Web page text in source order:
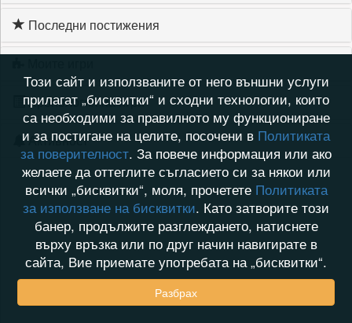
Последни постижения
Хронология на игри
Активност
Този сайт и използваните от него външни услуги
прилагат „бисквитки“ и сходни технологии, които
са необходими за правилното му функциониране
и за постигане на целите, посочени в Политиката
за поверителност. За повече информация или ако
желаете да оттеглите съгласието си за някои или
всички „бисквитки“, моля, прочетете Политиката
за използване на бисквитки. Като затворите този
банер, продължите разглеждането, натиснете
върху връзка или по друг начин навигирате в
сайта, Вие приемате употребата на „бисквитки“.
Разбрах